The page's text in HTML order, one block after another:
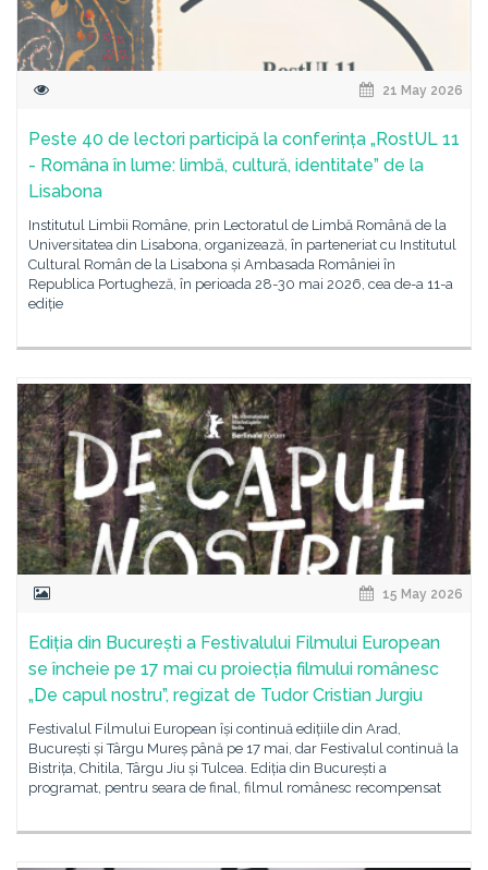
21 May 2026
Peste 40 de lectori participă la conferința „RostUL 11
- Româna în lume: limbă, cultură, identitate” de la
Lisabona
Institutul Limbii Române, prin Lectoratul de Limbă Română de la
Universitatea din Lisabona, organizează, în parteneriat cu Institutul
Cultural Român de la Lisabona și Ambasada României în
Republica Portugheză, în perioada 28-30 mai 2026, cea de-a 11-a
ediție
15 May 2026
Ediția din București a Festivalului Filmului European
se încheie pe 17 mai cu proiecția filmului românesc
„De capul nostru”, regizat de Tudor Cristian Jurgiu
Festivalul Filmului European își continuă edițiile din Arad,
București și Târgu Mureș până pe 17 mai, dar Festivalul continuă la
Bistrița, Chitila, Târgu Jiu și Tulcea. Ediția din București a
programat, pentru seara de final, filmul românesc recompensat